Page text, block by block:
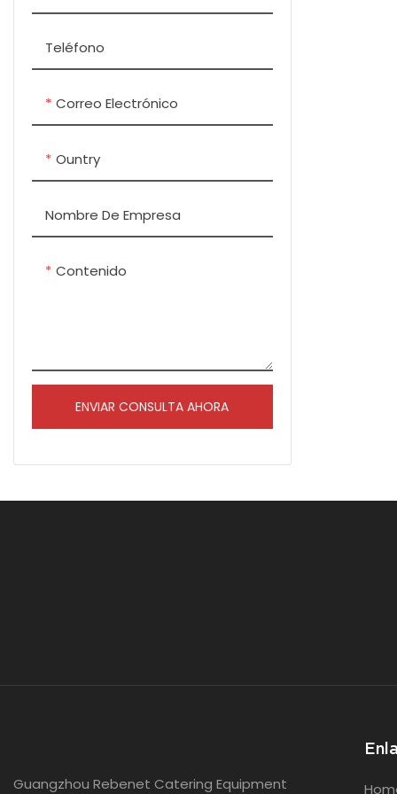
Teléfono
Correo Electrónico
Ountry
Nombre De Empresa
Contenido
ENVIAR CONSULTA AHORA
Guangzhou Rebenet Catering Equipment